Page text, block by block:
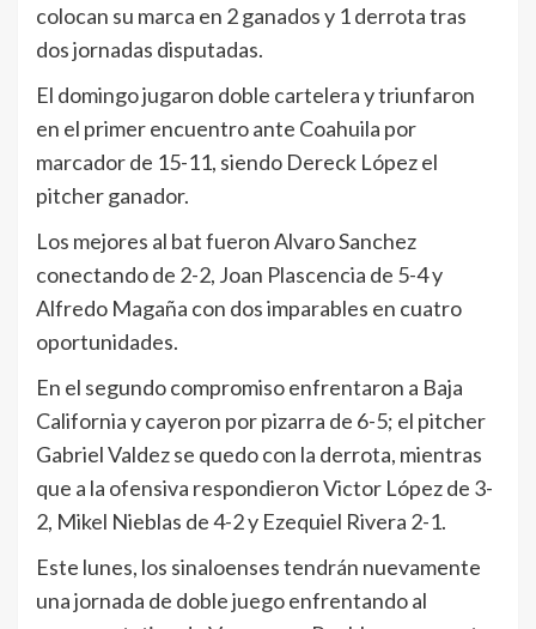
colocan su marca en 2 ganados y 1 derrota tras
dos jornadas disputadas.
El domingo jugaron doble cartelera y triunfaron
en el primer encuentro ante Coahuila por
marcador de 15-11, siendo Dereck López el
pitcher ganador.
Los mejores al bat fueron Alvaro Sanchez
conectando de 2-2, Joan Plascencia de 5-4 y
Alfredo Magaña con dos imparables en cuatro
oportunidades.
En el segundo compromiso enfrentaron a Baja
California y cayeron por pizarra de 6-5; el pitcher
Gabriel Valdez se quedo con la derrota, mientras
que a la ofensiva respondieron Victor López de 3-
2, Mikel Nieblas de 4-2 y Ezequiel Rivera 2-1.
Este lunes, los sinaloenses tendrán nuevamente
una jornada de doble juego enfrentando al